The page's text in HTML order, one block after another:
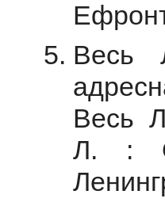
Весь
Весь
Л. :